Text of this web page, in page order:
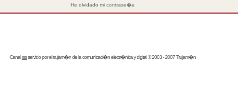
He olvidado mi contrase�a
Canalrssservido por eltrujam�nde la comunicaci�n electr�nica y digital © 2003 - 2007 Trujam�n